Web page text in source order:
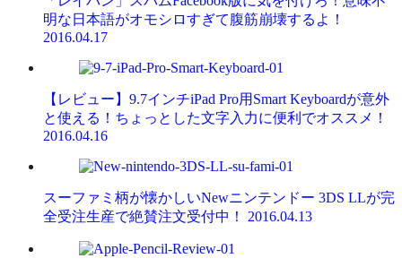
明な日本語がオモシロすぎて腹筋崩壊するよ！
2016.04.17
【レビュー】9.7インチiPad Pro用Smart Keyboardが意外
と使える！ちょっとした文字入力に便利でオススメ！
2016.04.16
スーファミ柄が懐かしいNewニンテンドー 3DS LLが完
全受注生産で絶賛注文受付中！ 2016.04.13